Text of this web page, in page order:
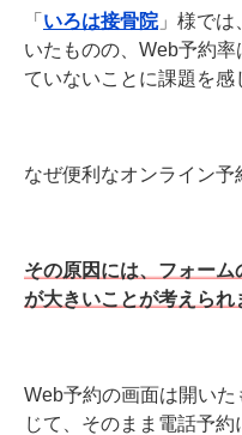
「 いろは接骨院」様では
いたものの、Web予約
ていないことに課題を感
なぜ便利なオンライン予
その原因には、フォー
が大きいことが考えられ
Web予約の画面は開い
じて、そのまま電話予